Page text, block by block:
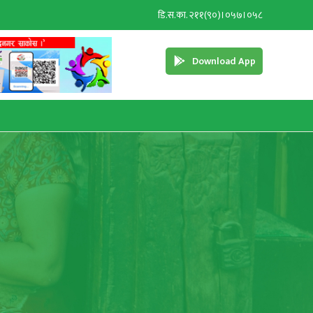
डि.स.का. २११(९०)।०५७।०५८
Download App